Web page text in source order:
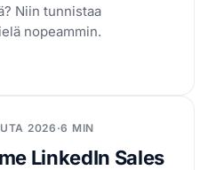
Niin tunnistaa
nopeammin.
2026 ·6 MIN
LinkedIn Sales